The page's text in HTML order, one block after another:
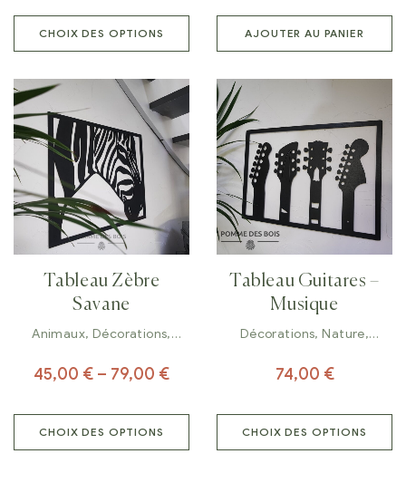
CHOIX DES OPTIONS AJOUTER AU PANIER
Tableau Zèbre
Savane
Animaux, Décorations,
45,00 € – 79,00 €
CHOIX DES OPTIONS
Tableau Guitares –
Musique
Décorations,Nature,
74,00 €
CHOIX DES OPTIONS